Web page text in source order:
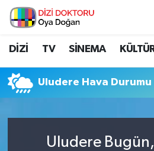
DİZİ TV SİNEMA
Uludere Hava Durumu
Uludere Bugün,
İstanbul Nöbetçi
İstanbul Trafik Yoğunluk